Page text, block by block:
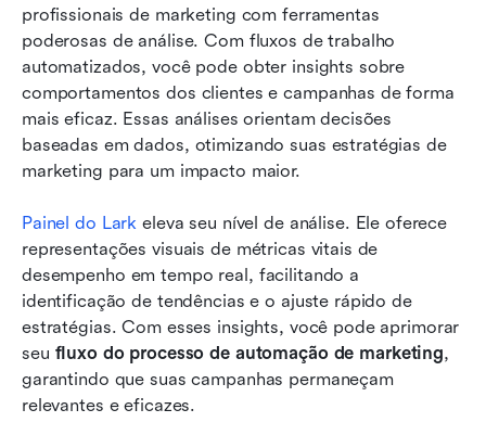
profissionais de marketing com ferramentas
poderosas de análise. Com fluxos de trabalho
automatizados, você pode obter insights sobre
comportamentos dos clientes e campanhas de forma
mais eficaz. Essas análises orientam decisões
baseadas em dados, otimizando suas estratégias de
marketing para um impacto maior.
Painel do Lark eleva seu nível de análise. Ele oferece
representações visuais de métricas vitais de
desempenho em tempo real, facilitando a
identificação de tendências e o ajuste rápido de
estratégias. Com esses insights, você pode aprimorar
seu fluxo do processo de automação de marketing,
garantindo que suas campanhas permaneçam
relevantes e eficazes.